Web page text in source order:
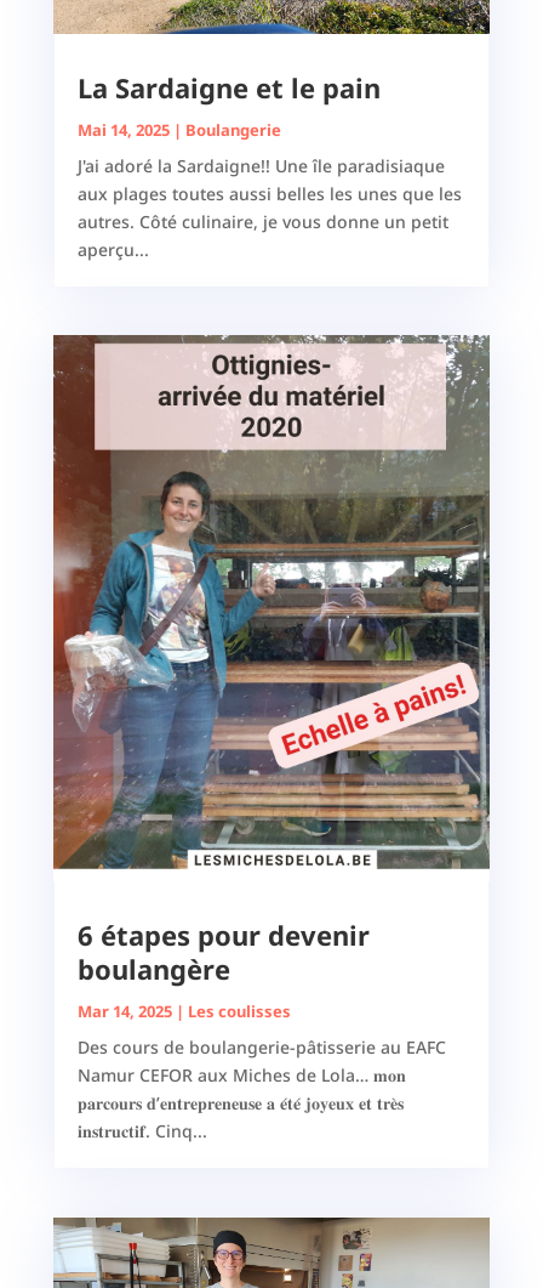
La Sardaigne et le pain
Mai 14, 2025| Boulangerie
J'ai adoré la Sardaigne!! Une île paradisiaque
aux plages toutes aussi belles les unes que les
autres. Côté culinaire, je vous donne un petit
aperçu...
6 étapes pour devenir
boulangère
Mar 14, 2025| Les coulisses
Des cours de boulangerie-pâtisserie au EAFC
Namur CEFOR aux Miches de Lola… 𝐦𝐨𝐧
𝐩𝐚𝐫𝐜𝐨𝐮𝐫𝐬 𝐝’𝐞𝐧𝐭𝐫𝐞𝐩𝐫𝐞𝐧𝐞𝐮𝐬𝐞 𝐚 𝐞́𝐭𝐞́ 𝐣𝐨𝐲𝐞𝐮𝐱 𝐞𝐭 𝐭𝐫𝐞̀𝐬
𝐢𝐧𝐬𝐭𝐫𝐮𝐜𝐭𝐢𝐟. Cinq...